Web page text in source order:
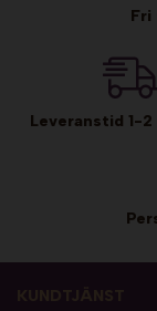
Fri
Leveranstid 1-2